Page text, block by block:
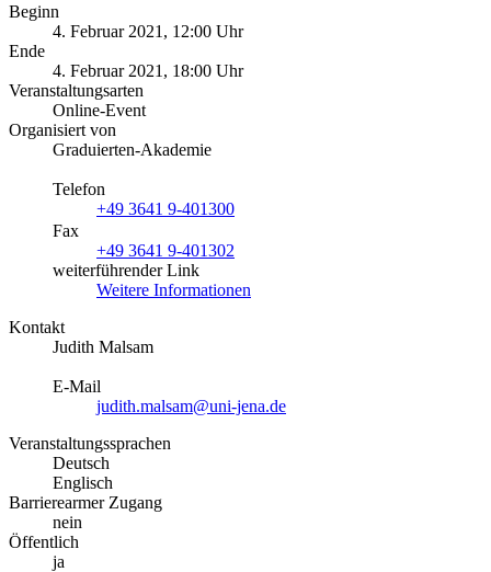
Beginn
4. Februar 2021, 12:00 Uhr
Ende
4. Februar 2021, 18:00 Uhr
Veranstaltungsarten
Online-Event
Organisiert von
Graduierten-Akademie
Telefon
+49 3641 9-401300
Fax
+49 3641 9-401302
weiterführender Link
Weitere Informationen
Kontakt
Judith Malsam
E-Mail
judith.malsam@uni-jena.de
Veranstaltungssprachen
Deutsch
Englisch
Barrierearmer Zugang
nein
Öffentlich
ja